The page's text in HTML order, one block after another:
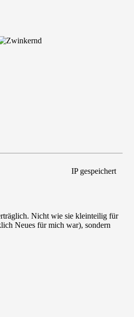
IP gespeichert
Nicht wie sie kleinteilig für
Neues für mich war), sondern